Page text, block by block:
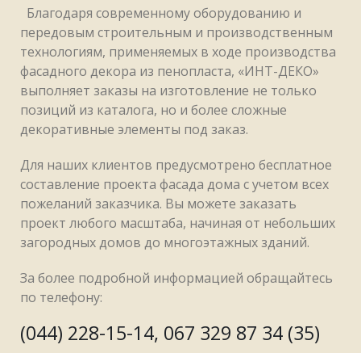
Благодаря современному оборудованию и
передовым строительным и производственным
технологиям, применяемых в ходе производства
фасадного декора из пенопласта, «ИНТ-ДЕКО»
выполняет заказы на изготовление не только
позиций из каталога, но и более сложные
декоративные элементы под заказ.
Для наших клиентов предусмотрено бесплатное
составление проекта фасада дома с учетом всех
пожеланий заказчика. Вы можете заказать
проект любого масштаба, начиная от небольших
загородных домов до многоэтажных зданий.
За более подробной информацией обращайтесь
по телефону:
(044) 228-15-14, 067 329 87 34 (35)